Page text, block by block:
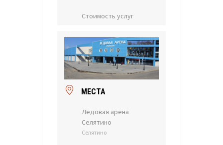
Стоимость услуг
МЕСТА
Ледовая арена
Селятино
Селятино